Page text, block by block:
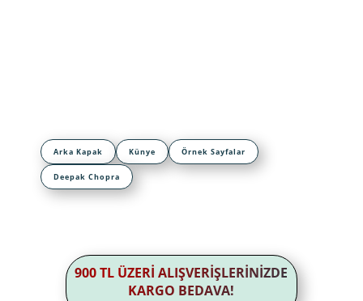
Arka Kapak Künye Örnek Sayfalar
Deepak Chopra
900 TL ÜZERİ ALIŞVERİŞLERİNİZDE
KARGO BEDAVA!